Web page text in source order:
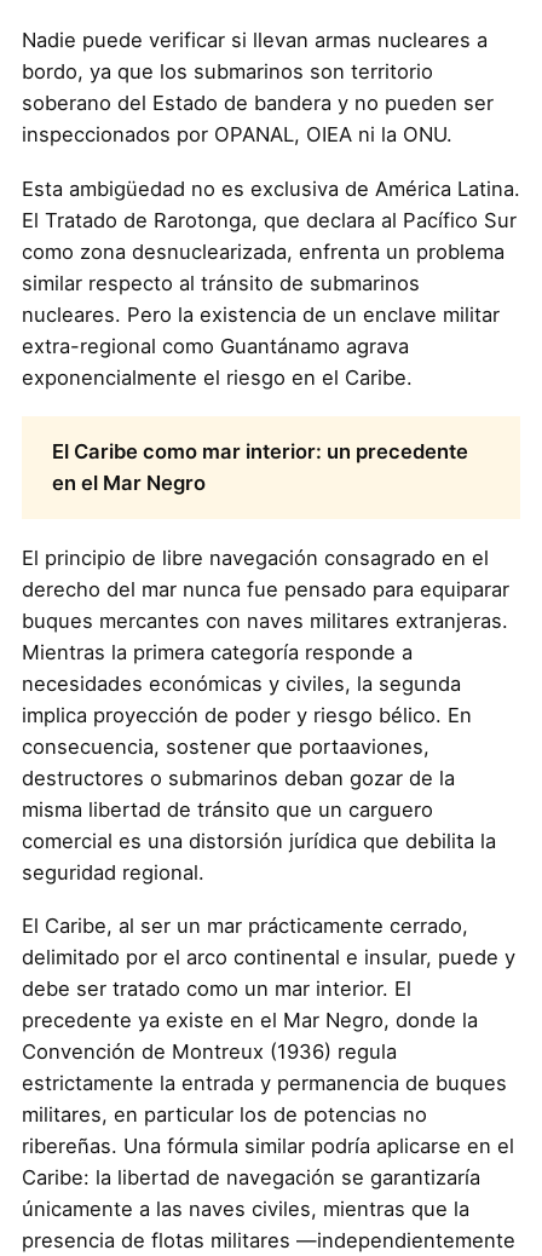
Nadie puede verificar si llevan armas nucleares a
bordo, ya que los submarinos son territorio
soberano del Estado de bandera y no pueden ser
inspeccionados por OPANAL, OIEA ni la ONU.
Esta ambigüedad no es exclusiva de América Latina.
El Tratado de Rarotonga, que declara al Pacífico Sur
como zona desnuclearizada, enfrenta un problema
similar respecto al tránsito de submarinos
nucleares. Pero la existencia de un enclave militar
extra-regional como Guantánamo agrava
exponencialmente el riesgo en el Caribe.
El Caribe como mar interior: un precedente
en el Mar Negro
El principio de libre navegación consagrado en el
derecho del mar nunca fue pensado para equiparar
buques mercantes con naves militares extranjeras.
Mientras la primera categoría responde a
necesidades económicas y civiles, la segunda
implica proyección de poder y riesgo bélico. En
consecuencia, sostener que portaaviones,
destructores o submarinos deban gozar de la
misma libertad de tránsito que un carguero
comercial es una distorsión jurídica que debilita la
seguridad regional.
El Caribe, al ser un mar prácticamente cerrado,
delimitado por el arco continental e insular, puede y
debe ser tratado como un mar interior. El
precedente ya existe en el Mar Negro, donde la
Convención de Montreux (1936) regula
estrictamente la entrada y permanencia de buques
militares, en particular los de potencias no
ribereñas. Una fórmula similar podría aplicarse en el
Caribe: la libertad de navegación se garantizaría
únicamente a las naves civiles, mientras que la
presencia de flotas militares —independientemente